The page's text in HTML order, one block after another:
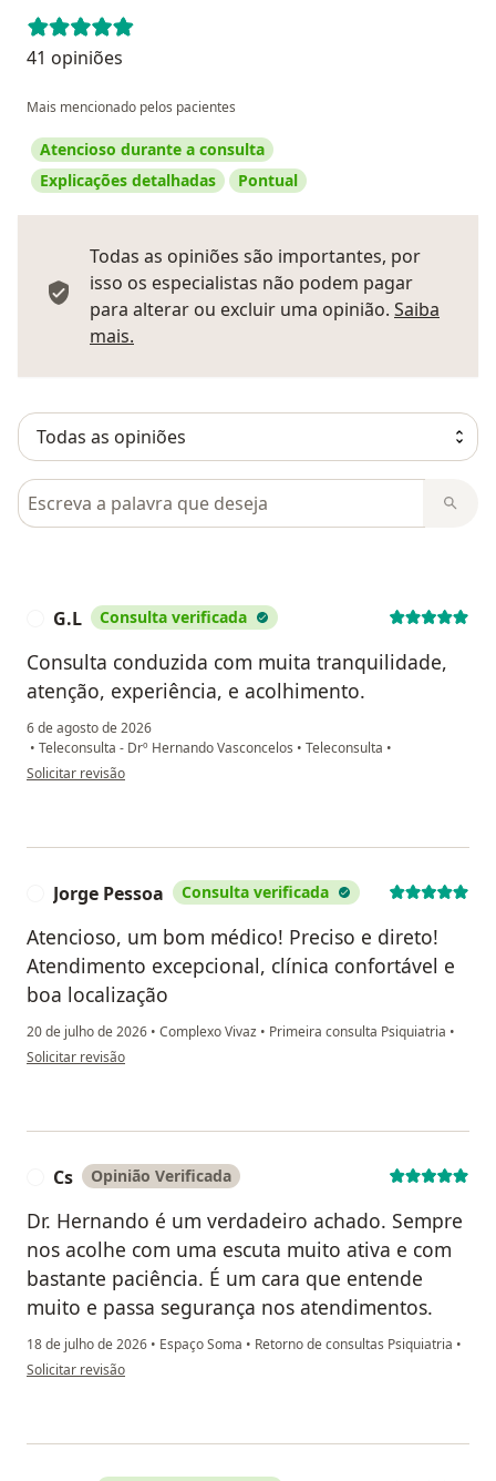
41 opiniões
Mais mencionado pelos pacientes
Atencioso durante a consulta
Explicações detalhadas
Pontual
Todas as opiniões são importantes, por
isso os especialistas não podem pagar
para alterar ou excluir uma opinião. Saiba
mais.
Pesquisar em opiniões
G.L Consulta verificada
Consulta conduzida com muita tranquilidade,
atenção, experiência, e acolhimento.
6 de agosto de 2026
• Teleconsulta - Drº Hernando Vasconcelos • Teleconsulta •
na opinião do utilizador G.L
Solicitar revisão
Jorge Pessoa Consulta verificada
Atencioso, um bom médico! Preciso e direto!
Atendimento excepcional, clínica confortável e
boa localização
20 de julho de 2026 • Complexo Vivaz • Primeira consulta Psiquiatria •
na opinião do utilizador Jorge Pessoa
Solicitar revisão
Cs Opinião Verificada
Dr. Hernando é um verdadeiro achado. Sempre
nos acolhe com uma escuta muito ativa e com
bastante paciência. É um cara que entende
muito e passa segurança nos atendimentos.
18 de julho de 2026 • Espaço Soma • Retorno de consultas Psiquiatria •
na opinião do utilizador Cs
Solicitar revisão